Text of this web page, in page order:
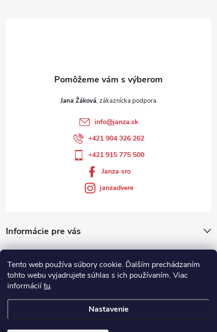
Tento web používa súbory cookie. Ďalším prechádzaním
tohto webu vyjadrujete súhlas s ich používaním. Viac
informáciítu.
Nastavenie
Informácie pre vás
Jana Žáková
info@janza.sk
+421 904 326 262
+421 915 775 500
Janza sro
janzadvere
Showroom